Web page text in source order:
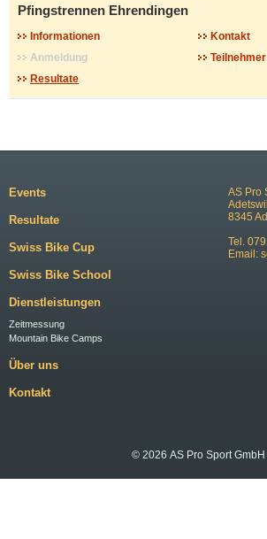
Pfingstrennen Ehrendingen
Informationen
Kontakt
Anmeldung
Teilnehmer
Resultate
AS Pro
8345
Tel.
Email:
Events
Resultate
Swiss Bike Cup
Swiss Bike School
Dienstleistungen
Zeitmessung
Mountain Bike Camps
Über uns
Kontakt
© 2026 AS Pro Sport GmbH